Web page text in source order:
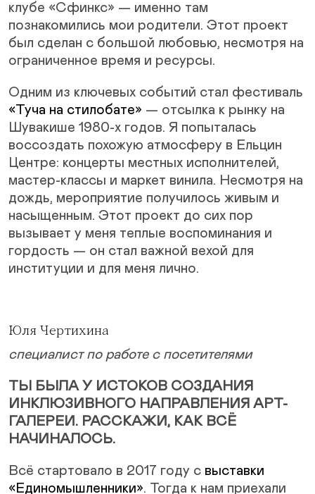
клубе «Сфинкс» — именно там
познакомились мои родители. Этот проект
был сделан с большой любовью, несмотря на
ограниченное время и ресурсы.
Одним из ключевых событий стал фестиваль
«Туча на стилобате» — отсылка к рынку на
Шувакише 1980-х годов. Я попыталась
воссоздать похожую атмосферу в Ельцин
Центре: концерты местных исполнителей,
мастер-классы и маркет винила. Несмотря на
дождь, мероприятие получилось живым и
насыщенным. Этот проект до сих пор
вызывает у меня теплые воспоминания и
гордость — он стал важной вехой для
институции и для меня лично.
Юля Чертихина
специалист по работе с посетителями
ТЫ БЫЛА У ИСТОКОВ СОЗДАНИЯ
ИНКЛЮЗИВНОГО НАПРАВЛЕНИЯ АРТ-
ГАЛЕРЕИ. РАССКАЖИ, КАК ВСЁ
НАЧИНАЛОСЬ.
Всё стартовало в 2017 году с выставки
«Единомышленники». Тогда к нам приехали